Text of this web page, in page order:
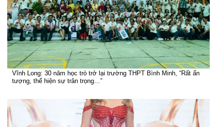
Vĩnh Long: 30 năm học trò trở lại trường THPT Bình Minh, “Rất ấn
tượng, thể hiện sự trân trọng…”